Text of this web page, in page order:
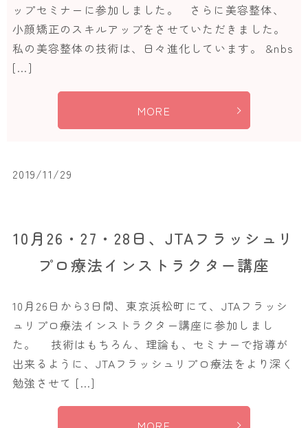
ップセミナーに参加しました。 さらに美容整体、
小顔矯正のスキルアップをさせていただきました。
私の美容整体の技術は、日々進化しています。 &nbs
[…]
MORE
2019/11/29
10月26・27・28日、JTAフラッシュリ
プロ療法インストラクター講座
10月26日から3日間、東京浜松町にて、JTAフラッシ
ュリプロ療法インストラクター講座に参加しまし
た。 技術はもちろん、理論も、セミナーで指導が
出来るように、JTAフラッシュリプロ療法をより深く
勉強させて […]